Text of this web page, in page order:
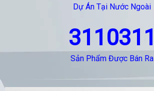
Dự Án Tại Nước Ngoài
3110311
Sản Phẩm Được Bán Ra